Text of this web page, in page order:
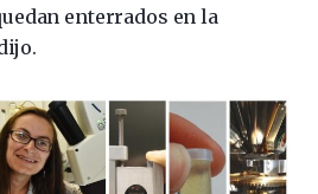
enterrados en la